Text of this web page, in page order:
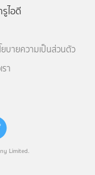
Limited.
ไอดี
ยบายความเป็นส่วนตัว
า